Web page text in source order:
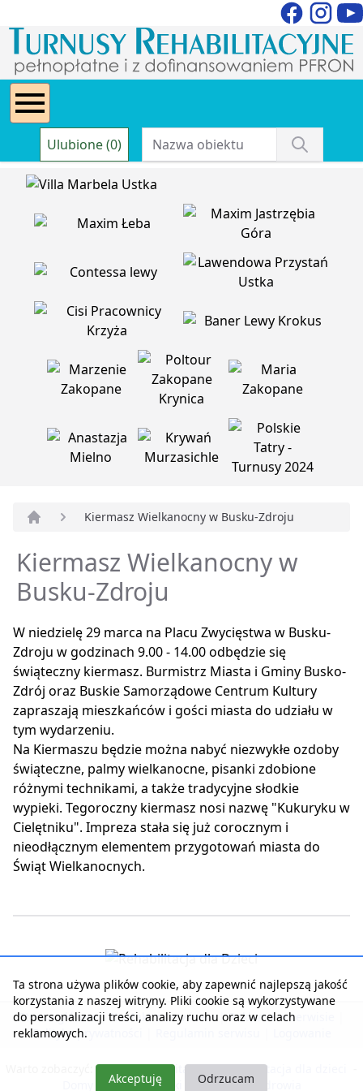
Ulubione (0)
Kiermasz Wielkanocny w Busku-Zdroju
Kiermasz Wielkanocny w
Busku-Zdroju
W niedzielę 29 marca na Placu Zwycięstwa w Busku-
Zdroju w godzinach 9.00 - 14.00 odbędzie się
świąteczny kiermasz. Burmistrz Miasta i Gminy Busko-
Zdrój oraz Buskie Samorządowe Centrum Kultury
zapraszają mieszkańców i gości miasta do udziału w
tym wydarzeniu.
Na Kiermaszu będzie można nabyć niezwykłe ozdoby
świąteczne, palmy wielkanocne, pisanki zdobione
różnymi technikami, a także tradycyjne słodkie
wypieki. Tegoroczny kiermasz nosi nazwę "Kukuryku w
Cielętniku". Impreza stała się już corocznym i
nieodłącznym elementem przygotowań miasta do
Świąt Wielkanocnych.
Strona główna | Kontakt z serwisem | Reklama w serwisie
Polityka prywatności
Warto zobaczyć: Nasza rehabilitacja - Rehabilitacja dla dzieci
Domy Seniora i Opieki
Pobyty dla zdrowia
Ta strona używa plików cookie, aby zapewnić najlepszą jakość
korzystania z naszej witryny. Pliki cookie są wykorzystywane
do personalizacji treści, analizy ruchu oraz w celach
reklamowych.
Akceptuję Odrzucam